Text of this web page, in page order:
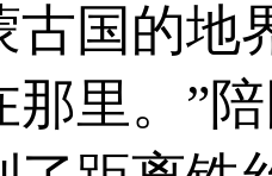
古国的地
那里。”